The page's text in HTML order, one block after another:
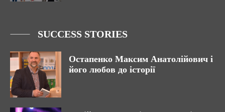
SUCCESS STORIES
Остапенко Максим Анатолійович і
його любов до історії